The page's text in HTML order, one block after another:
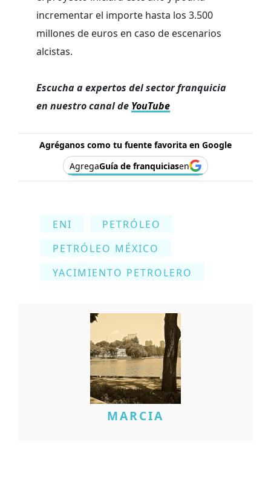
incrementar el importe hasta los 3.500
millones de euros en caso de escenarios
alcistas.
Escucha a expertos del sector franquicia
en nuestro canal de YouTube
Agréganos como tu fuente favorita en Google
AgregaGuía de franquiciasen
ENI
PETRÓLEO
PETRÓLEO MÉXICO
YACIMIENTO PETROLERO
MARCIA